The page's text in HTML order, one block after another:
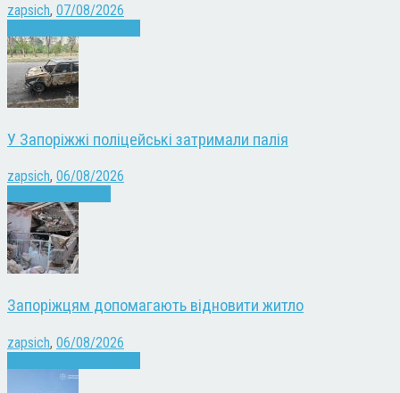
zapsich, 07/08/2026
У Запоріжжі поліцейські затримали палія
zapsich, 06/08/2026
Запоріжцям допомагають відновити житло
zapsich, 06/08/2026